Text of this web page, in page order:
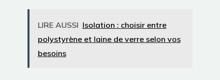
LIRE AUSSI Isolation : choisir entre
polystyrène et laine de verre selon vos
besoins